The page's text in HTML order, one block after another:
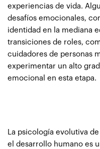
experiencias de vida.
desafíos emocionales,
identidad en la mediana
transiciones de roles,
cuidadores de personas
experimentar un alto
emocional en esta etapa.
La psicología evolutiva
el desarrollo humano es